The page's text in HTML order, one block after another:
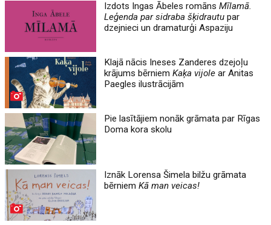
Izdots Ingas Ābeles romānsMīlamā.
Leģenda par sidraba šķidrautu par
dzejnieci un dramaturģi Aspaziju
Klajā nācis Ineses Zanderes dzejoļu
krājums bērniemKaķa vijole ar Anitas
Paegles ilustrācijām
Pie lasītājiem nonāk grāmata par Rīgas
Doma kora skolu
Iznāk Lorensa Šimela bilžu grāmata
bērniemKā man veicas!